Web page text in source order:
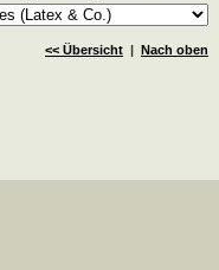
<< Übersicht | Nach oben